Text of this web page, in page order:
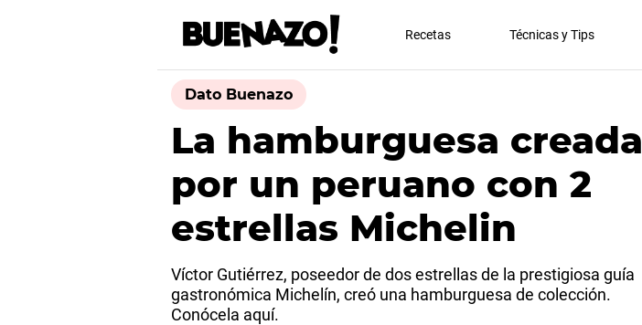
Recetas Técnicas y Tips
Dato Buenazo
La hamburguesa creada
por un peruano con 2
estrellas Michelin
Víctor Gutiérrez, poseedor de dos estrellas de la prestigiosa guía
gastronómica Michelín, creó una hamburguesa de colección.
Conócela aquí.